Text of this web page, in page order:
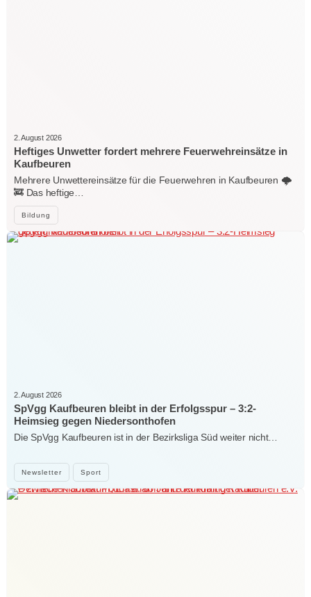
Bildung
2. August 2026
Heftiges Unwetter fordert mehrere Feuerwehreinsätze in
Kaufbeuren
Mehrere Unwettereinsätze für die Feuerwehren in Kaufbeuren 🌩️
🚒 Das heftige…
Newsletter Sport
2. August 2026
SpVgg Kaufbeuren bleibt in der Erfolgsspur – 3:2-
Heimsieg gegen Niedersonthofen
Die SpVgg Kaufbeuren ist in der Bezirksliga Süd weiter nicht…